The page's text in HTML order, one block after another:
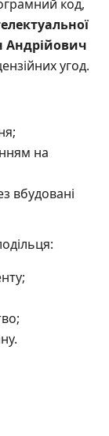
код,
Андрійович
угод.
на
вбудовані